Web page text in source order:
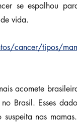
se espalhou
vida.
cancer/tipos/
acomete
Brasil. Esses
nas